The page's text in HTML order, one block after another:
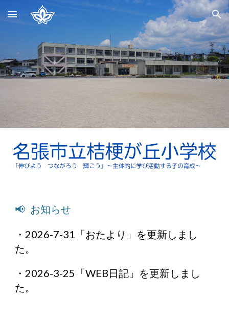
Skip to main content Skip to navigation
📢 お知らせ
・ 2026-7-31 「おたより 」を更新しまし
た。
・ 2026-3-25 「WEB日記」を更新しまし
た。